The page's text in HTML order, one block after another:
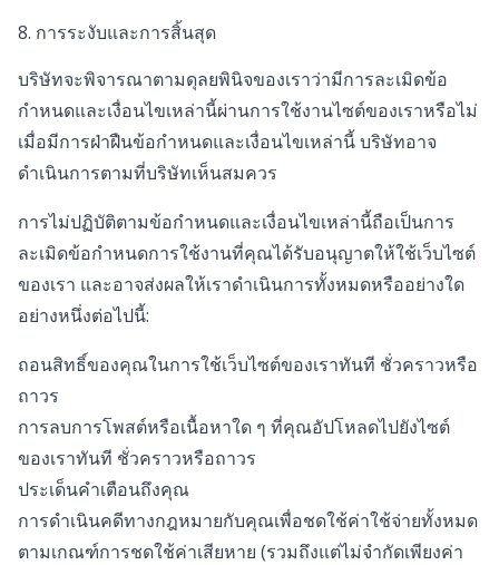
8. การระงับและการสิ้นสุด
บริษัทจะพิจารณาตามดุลยพินิจของเราว่ามีการละเมิดข้อ
กำหนดและเงื่อนไขเหล่านี้ผ่านการใช้งานไซต์ของเราหรือไม่
เมื่อมีการฝ่าฝืนข้อกำหนดและเงื่อนไขเหล่านี้ บริษัทอาจ
ดำเนินการตามที่บริษัทเห็นสมควร
การไม่ปฏิบัติตามข้อกำหนดและเงื่อนไขเหล่านี้ถือเป็นการ
ละเมิดข้อกำหนดการใช้งานที่คุณได้รับอนุญาตให้ใช้เว็บไซต์
ของเรา และอาจส่งผลให้เราดำเนินการทั้งหมดหรืออย่างใด
อย่างหนึ่งต่อไปนี้:
ถอนสิทธิ์ของคุณในการใช้เว็บไซต์ของเราทันที ชั่วคราวหรือ
ถาวร
การลบการโพสต์หรือเนื้อหาใด ๆ ที่คุณอัปโหลดไปยังไซต์
ของเราทันที ชั่วคราวหรือถาวร
ประเด็นคำเตือนถึงคุณ
การดำเนินคดีทางกฎหมายกับคุณเพื่อชดใช้ค่าใช้จ่ายทั้งหมด
ตามเกณฑ์การชดใช้ค่าเสียหาย (รวมถึงแต่ไม่จำกัดเพียงค่า